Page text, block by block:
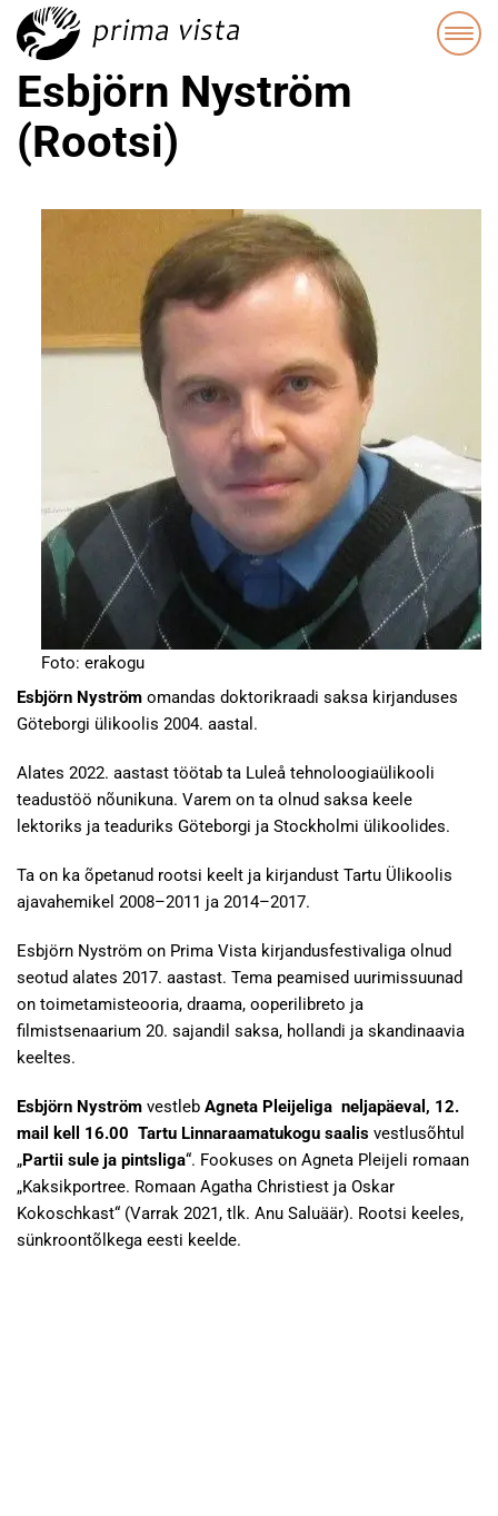
Esbjörn Nyström
(Rootsi)
Foto: erakogu
Esbjörn Nyström omandas doktorikraadi saksa kirjanduses
Göteborgi ülikoolis 2004. aastal.
Alates 2022. aastast töötab ta Luleå tehnoloogiaülikooli
teadustöö nõunikuna. Varem on ta olnud saksa keele
lektoriks ja teaduriks Göteborgi ja Stockholmi ülikoolides.
Ta on ka õpetanud rootsi keelt ja kirjandust Tartu Ülikoolis
ajavahemikel 2008–2011 ja 2014–2017.
Esbjörn Nyström on Prima Vista kirjandusfestivaliga olnud
seotud alates 2017. aastast. Tema peamised uurimissuunad
on toimetamisteooria, draama, ooperilibreto ja
filmistsenaarium 20. sajandil saksa, hollandi ja skandinaavia
keeltes.
Esbjörn Nyström vestleb Agneta Pleijeliga neljapäeval, 12.
mail kell 16.00 Tartu Linnaraamatukogu saalis vestlusõhtul
„Partii sule ja pintsliga“. Fookuses on Agneta Pleijeli romaan
„Kaksikportree. Romaan Agatha Christiest ja Oskar
Kokoschkast“ (Varrak 2021, tlk. Anu Saluäär). Rootsi keeles,
sünkroontõlkega eesti keelde.